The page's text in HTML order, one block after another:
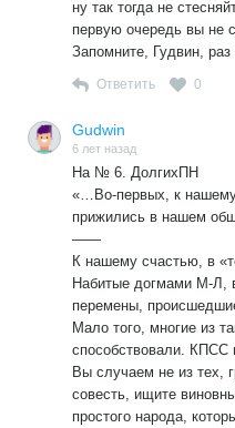
А такие, как ТЫ, хотите
кнопочками.
P.S. Обращаясь к
обольщайся, это не
презрение к подобным
ну так тогда не
первую очередь вы не
Запомните, Гудвин,
Ответить 0
Gudwin
6 лет назад
На № 6. ДолгихПН
«…Во-первых, к
прижились в нашем
——
К нашему счастью, в
Набитые догмами М-Л,
перемены,
Мало того, многие из
способствовали. КПСС
Вы случаем не из тех,
совесть, ищите
простого народа,